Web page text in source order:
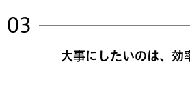
大事にしたいのは、効